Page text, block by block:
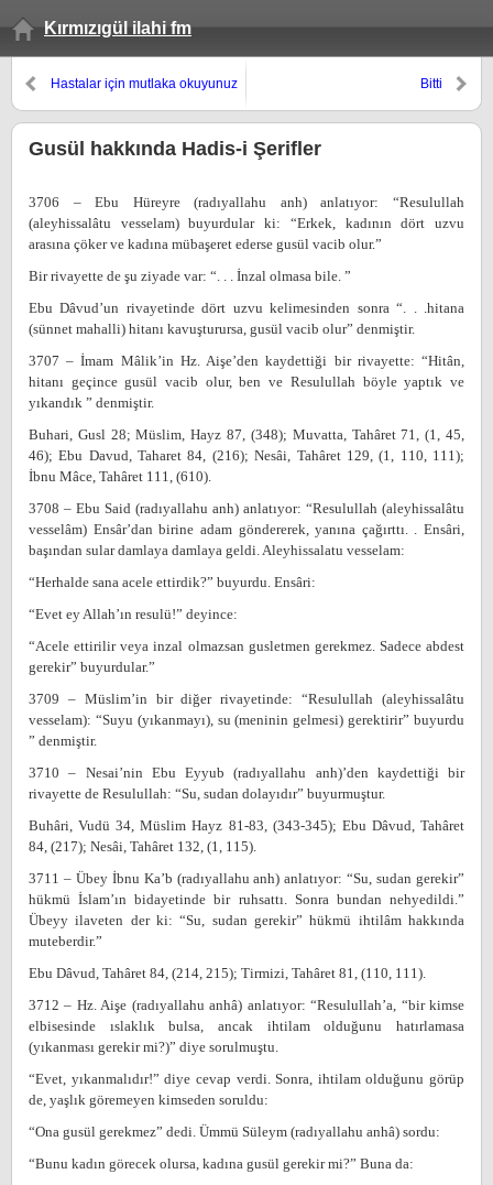
Kırmızıgül ilahi fm
Hastalar için mutlaka okuyunuz Bitti
Gusül hakkında Hadis-i Şerifler
3706 – Ebu Hüreyre (radıyallahu anh) anlatıyor: “Resulullah
(aleyhissalâtu vesselam) buyurdular ki: “Erkek, kadının dört uzvu
arasına çöker ve kadına mübaşeret ederse gusül vacib olur.”
Bir rivayette de şu ziyade var: “. . . İnzal olmasa bile. ”
Ebu Dâvud’un rivayetinde dört uzvu kelimesinden sonra “. . .hitana
(sünnet mahalli) hitanı kavuşturursa, gusül vacib olur” denmiştir.
3707 – İmam Mâlik’in Hz. Aişe’den kaydettiği bir rivayette: “Hitân,
hitanı geçince gusül vacib olur, ben ve Resulullah böyle yaptık ve
yıkandık ” denmiştir.
Buhari, Gusl 28; Müslim, Hayz 87, (348); Muvatta, Tahâret 71, (1, 45,
46); Ebu Davud, Taharet 84, (216); Nesâi, Tahâret 129, (1, 110, 111);
İbnu Mâce, Tahâret 111, (610).
3708 – Ebu Said (radıyallahu anh) anlatıyor: “Resulullah (aleyhissalâtu
vesselâm) Ensâr’dan birine adam göndererek, yanına çağırttı. . Ensâri,
başından sular damlaya damlaya geldi. Aleyhissalatu vesselam:
“Herhalde sana acele ettirdik?” buyurdu. Ensâri:
“Evet ey Allah’ın resulü!” deyince:
“Acele ettirilir veya inzal olmazsan gusletmen gerekmez. Sadece abdest
gerekir” buyurdular.”
3709 – Müslim’in bir diğer rivayetinde: “Resulullah (aleyhissalâtu
vesselam): “Suyu (yıkanmayı), su (meninin gelmesi) gerektirir” buyurdu
” denmiştir.
3710 – Nesai’nin Ebu Eyyub (radıyallahu anh)’den kaydettiği bir
rivayette de Resulullah: “Su, sudan dolayıdır” buyurmuştur.
Buhâri, Vudü 34, Müslim Hayz 81-83, (343-345); Ebu Dâvud, Tahâret
84, (217); Nesâi, Tahâret 132, (1, 115).
3711 – Übey İbnu Ka’b (radıyallahu anh) anlatıyor: “Su, sudan gerekir”
hükmü İslam’ın bidayetinde bir ruhsattı. Sonra bundan nehyedildi.”
Übeyy ilaveten der ki: “Su, sudan gerekir” hükmü ihtilâm hakkında
muteberdir.”
Ebu Dâvud, Tahâret 84, (214, 215); Tirmizi, Tahâret 81, (110, 111).
3712 – Hz. Aişe (radıyallahu anhâ) anlatıyor: “Resulullah’a, “bir kimse
elbisesinde ıslaklık bulsa, ancak ihtilam olduğunu hatırlamasa
(yıkanması gerekir mi?)” diye sorulmuştu.
“Evet, yıkanmalıdır!” diye cevap verdi. Sonra, ihtilam olduğunu görüp
de, yaşlık göremeyen kimseden soruldu:
“Ona gusül gerekmez” dedi. Ümmü Süleym (radıyallahu anhâ) sordu:
“Bunu kadın görecek olursa, kadına gusül gerekir mi?” Buna da: